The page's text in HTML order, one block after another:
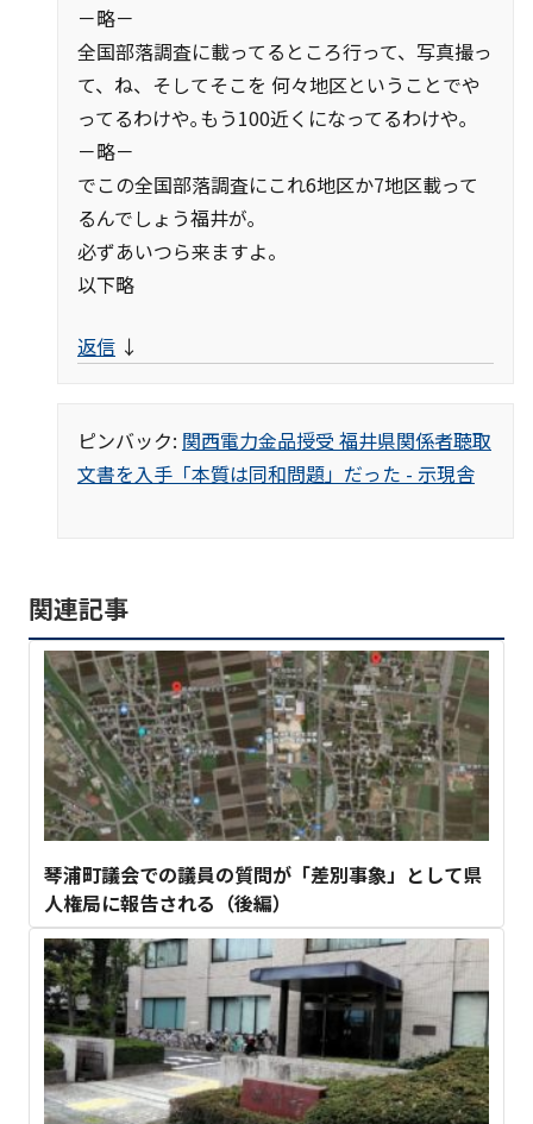
－略－
全国部落調査に載ってるところ行って、写真撮っ
て、ね、そしてそこを 何々地区ということでや
ってるわけや｡もう100近くになってるわけや｡
－略－
でこの全国部落調査にこれ6地区か7地区載って
るんでしょう福井が｡
必ずあいつら来ますよ。
以下略
返信 ↓
ピンバック: 関西電力金品授受 福井県関係者聴取
文書を入手「本質は同和問題」だった - 示現舎
関連記事
琴浦町議会での議員の質問が「差別事象」として県
人権局に報告される（後編）